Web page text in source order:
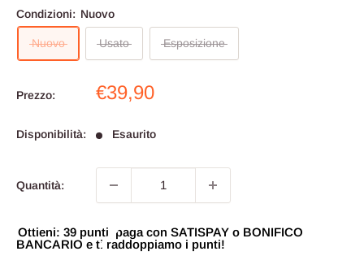
Condizioni: Nuovo
Nuovo Usato Esposizione
Prezzo:
Prezzo
€39,90
Disponibilità: Esaurito
Quantità:
Ottieni: 39 punti, paga con SATISPAY o BONIFICO
BANCARIO e ti raddoppiamo i punti!